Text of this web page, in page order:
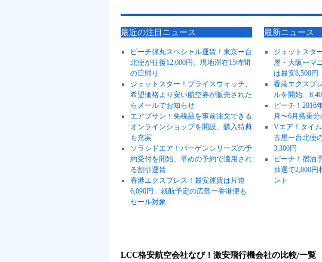
最近の注目ニュース
ピーチ弾丸スペシャル運賃！東京ー台
北便が往復12,000円、現地滞在15時間
の日帰り
ジェットスター！プライスウォッチ、
希望価格より安い航空券が販売された
らメールでお知らせ
エアプサン！免税品を事前注文できる
オンラインショップを開設、購入特典
も充実
ソラシドエア！バーゲンシリーズの予
約受付を開始、早めの予約で適用され
る割引運賃
香港エクスプレス！最安運賃は片道
6,090円、就航予定の広島ー香港便も
セール対象
最新ニュース
ジェットスタ
屋・大阪ーマ
は最安8,500円
香港エクスプ
ルを開始、
ピーチ！2016
月〜6月搭乗
Vエア！タイ
古屋ー台北便
3,300円
ピーチ！宿泊
抽選で2,000円
ント
LCC格安航空会社なび！激安飛行機会社の比較/一覧